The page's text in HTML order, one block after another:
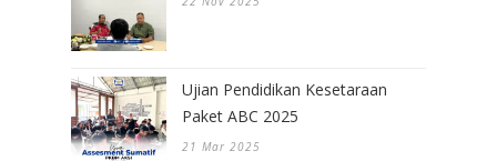
Ujian Pendidikan Kesetaraan
Paket ABC 2025
21 Mar 2025